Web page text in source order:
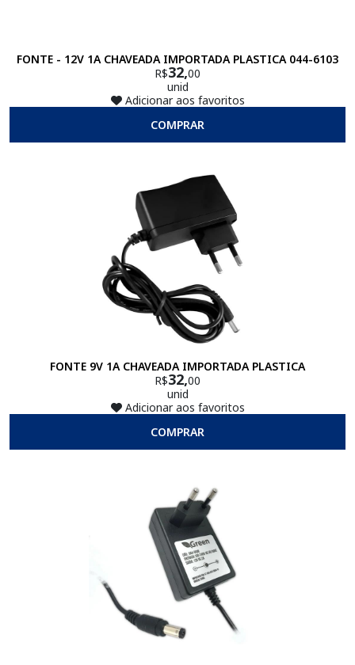
FONTE - 12V 1A CHAVEADA IMPORTADA PLASTICA 044-6103
R$32,00
unid
Adicionar aos favoritos
COMPRAR
FONTE 9V 1A CHAVEADA IMPORTADA PLASTICA
R$32,00
unid
Adicionar aos favoritos
COMPRAR